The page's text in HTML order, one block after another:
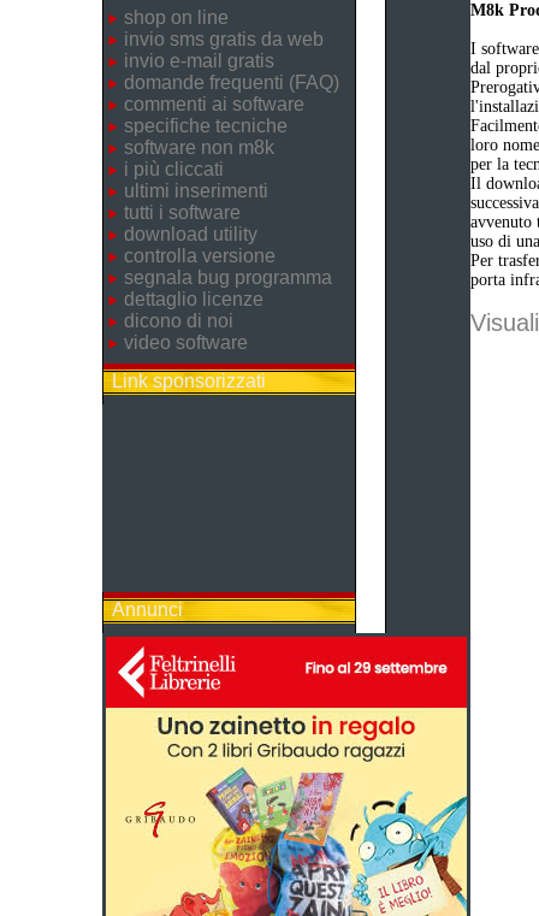
shop on line
invio sms gratis da web
invio e-mail gratis
domande frequenti (FAQ)
commenti ai software
specifiche tecniche
software non m8k
i più cliccati
ultimi inserimenti
tutti i software
download utility
controlla versione
segnala bug programma
dettaglio licenze
dicono di noi
video software
Link sponsorizzati
Annunci
M8k
I
dal
loro
per la
Il
avvenuto
uso di
Per
porta